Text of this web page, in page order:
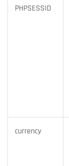
PHPSESSID
currency